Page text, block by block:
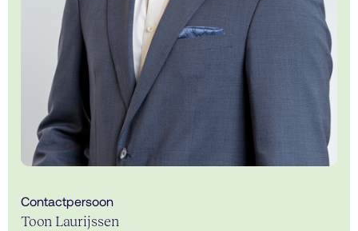
Contactpersoon
Toon Laurijssen